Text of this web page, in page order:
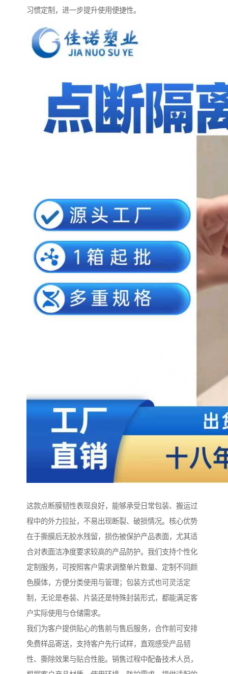
习惯定制，进一步提升使用便捷性。
这款点断膜韧性表现良好，能够承受日常包装、搬运过
程中的外力拉扯，不易出现断裂、破损情况。核心优势
在于撕膜后无胶水残留，损伤被保护产品表面，尤其适
合对表面洁净度要求较高的产品防护。我们支持个性化
定制服务，可按照客户需求调整单片数量、定制不同颜
色膜体，方便分类使用与管理；包装方式也可灵活定
制，无论是卷装、片装还是特殊封装形式，都能满足客
户实际使用与仓储需求。
我们为客户提供贴心的售前与售后服务，合作前可安排
免费样品寄送，支持客户先行试样，直观感受产品韧
性、撕除效果与贴合性能。销售过程中配备技术人员，